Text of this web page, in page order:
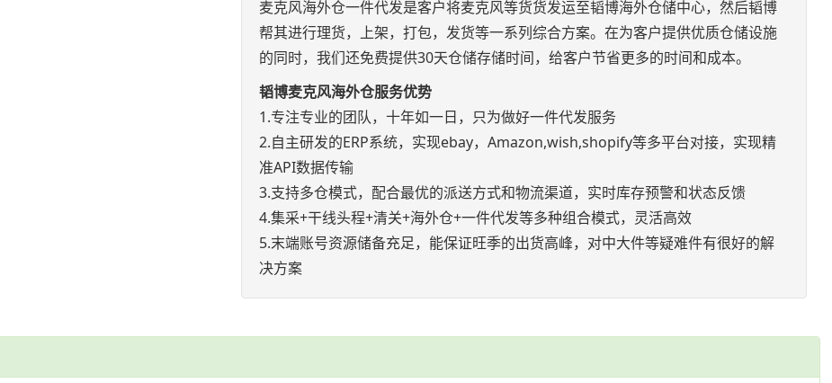
麦克风海外仓一件代发是客户将麦克风等货货发运至韬博海外仓储中心，然后韬博
帮其进行理货，上架，打包，发货等一系列综合方案。在为客户提供优质仓储设施
的同时，我们还免费提供30天仓储存储时间，给客户节省更多的时间和成本。
韬博麦克风海外仓服务优势
1.专注专业的团队，十年如一日，只为做好一件代发服务
2.自主研发的ERP系统，实现ebay，Amazon,wish,shopify等多平台对接，实现精
准API数据传输
3.支持多仓模式，配合最优的派送方式和物流渠道，实时库存预警和状态反馈
4.集采+干线头程+清关+海外仓+一件代发等多种组合模式，灵活高效
5.末端账号资源储备充足，能保证旺季的出货高峰，对中大件等疑难件有很好的解
决方案